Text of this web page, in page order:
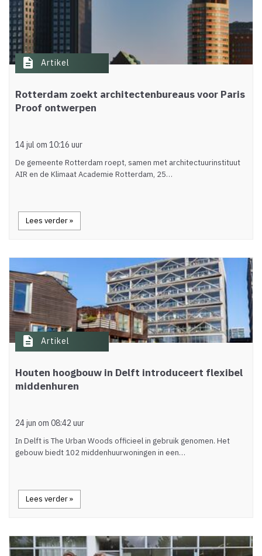
description Artikel
Rotterdam zoekt architectenbureaus voor Paris
Proof ontwerpen
14 jul om 10:16 uur
De gemeente Rotterdam roept, samen met architectuurinstituut
AIR en de Klimaat Academie Rotterdam, 25…
Lees verder »
description Artikel
Houten hoogbouw in Delft introduceert flexibel
middenhuren
24 jun om 08:42 uur
In Delft is The Urban Woods officieel in gebruik genomen. Het
gebouw biedt 102 middenhuurwoningen in een…
Lees verder »